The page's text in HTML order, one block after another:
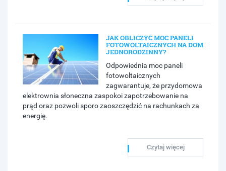
JAK OBLICZYĆ MOC PANELI
FOTOWOLTAICZNYCH NA DOM
JEDNORODZINNY?
Odpowiednia moc paneli
fotowoltaicznych
zagwarantuje, że przydomowa
elektrownia słoneczna zaspokoi zapotrzebowanie na
prąd oraz pozwoli sporo zaoszczędzić na rachunkach za
energię.
Czytaj więcej